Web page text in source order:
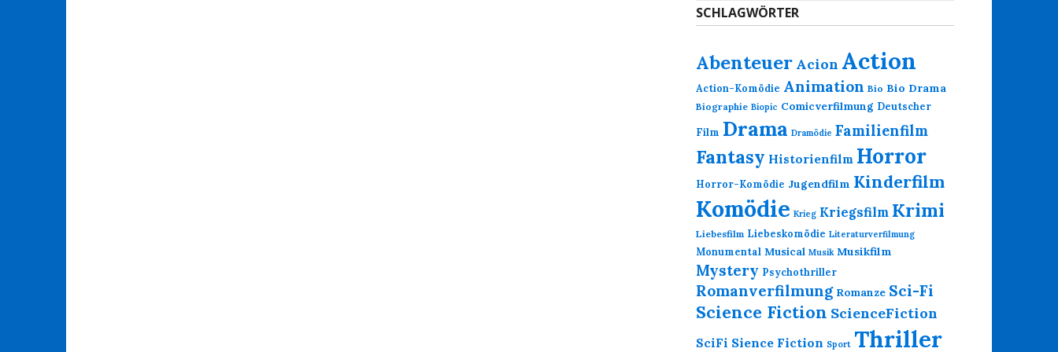
SCHLAGWÖRTER
Abenteuer Acion Action
Action-Komödie Animation Bio Bio Drama
Biographie Biopic Comicverfilmung Deutscher
Film Drama Dramödie Familienfilm
Fantasy Historienfilm Horror
Horror-Komödie Jugendfilm Kinderfilm
Komödie Krieg Kriegsfilm Krimi
Liebesfilm Liebeskomödie Literaturverfilmung
Monumental Musical Musik Musikfilm
Mystery Psychothriller
Romanverfilmung Romanze Sci-Fi
Science Fiction ScienceFiction
SciFi Sience Fiction Sport Thriller